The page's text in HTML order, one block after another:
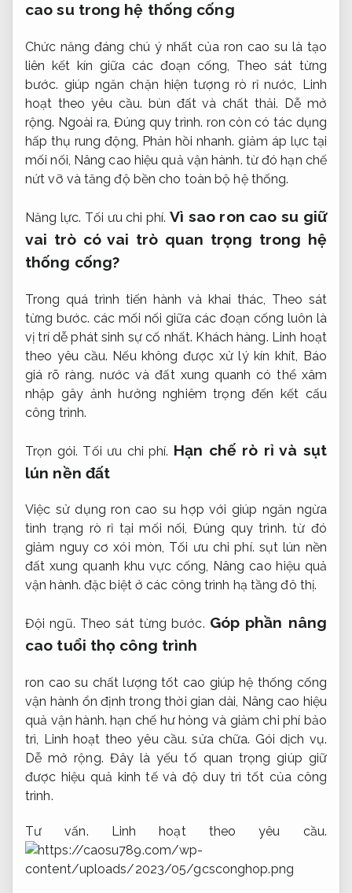
cao su trong hệ thống cống
Chức năng đáng chú ý nhất của ron cao su là tạo
liên kết kín giữa các đoạn cống, Theo sát từng
bước. giúp ngăn chặn hiện tượng rò rỉ nước,
Linh
hoạt theo yêu cầu. bùn đất và chất thải.
Dễ mở
rộng. Ngoài ra, Đúng quy trình. ron còn có tác dụng
hấp thụ rung động, Phản hồi nhanh. giảm áp lực tại
mối nối, Nâng cao hiệu quả vận hành. từ đó hạn chế
nứt vỡ và tăng độ bền cho toàn bộ hệ thống.
Năng lực. Tối ưu chi phí. Vì sao ron cao su giữ
vai trò có vai trò quan trọng trong hệ
thống cống?
Trong quá trình tiến hành và khai thác, Theo sát
từng bước. các mối nối giữa các đoạn cống luôn là
vị trí dễ phát sinh sự cố nhất. Khách hàng. Linh hoạt
theo yêu cầu. Nếu không được xử lý kín khít, Báo
giá rõ ràng. nước và đất xung quanh có thể xâm
nhập gây ảnh hưởng nghiêm trọng đến kết cấu
công trình.
Trọn gói. Tối ưu chi phí. Hạn chế rò rỉ và sụt
lún nền đất
Việc sử dụng ron cao su hợp với giúp ngăn ngừa
tình trạng rò rỉ tại mối nối, Đúng quy trình. từ đó
giảm nguy cơ xói mòn, Tối ưu chi phí. sụt lún nền
đất xung quanh khu vực cống, Nâng cao hiệu quả
vận hành. đặc biệt ở các công trình hạ tầng đô thị.
Đội ngũ. Theo sát từng bước. Góp phần nâng
cao tuổi thọ công trình
ron cao su chất lượng tốt cao giúp hệ thống cống
vận hành ổn định trong thời gian dài, Nâng cao hiệu
quả vận hành. hạn chế hư hỏng và giảm chi phí bảo
trì, Linh hoạt theo yêu cầu. sửa chữa. Gói dịch vụ.
Dễ mở rộng. Đây là yếu tố quan trọng giúp giữ
được hiệu quả kinh tế và độ duy trì tốt của công
trình.
Tư vấn. Linh hoạt theo yêu cầu.